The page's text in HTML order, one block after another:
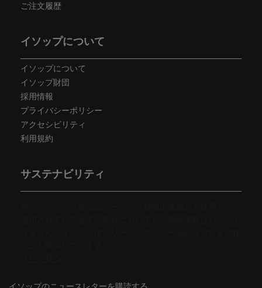
ご注文履歴
イソップについて
イソップについて
イソップ財団
採用情報
プライバシーポリシー
アクセシビリティ
利用規約
サステナビリティ